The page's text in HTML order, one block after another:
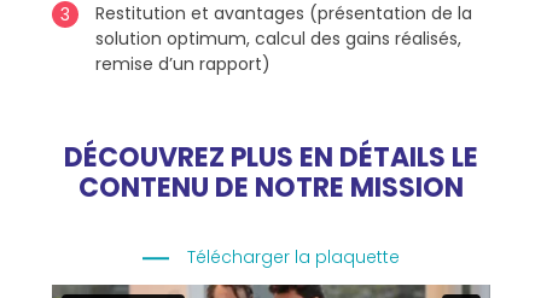
Restitution et avantages (présentation de la
solution optimum, calcul des gains réalisés,
remise d’un rapport)
DÉCOUVREZ PLUS EN DÉTAILS LE
CONTENU DE NOTRE MISSION
Télécharger la plaquette